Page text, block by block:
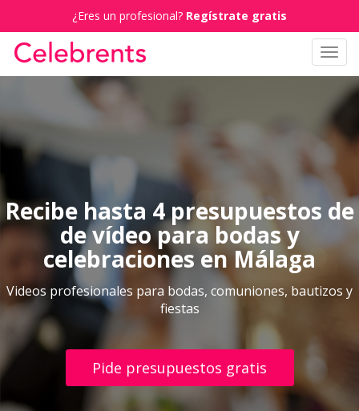
¿Eres un profesional? Regístrate gratis
Recibe hasta 4 presupuestos de
de vídeo para bodas y
celebraciones en Málaga
Videos profesionales para bodas, comuniones, bautizos y
fiestas
Pide presupuestos gratis